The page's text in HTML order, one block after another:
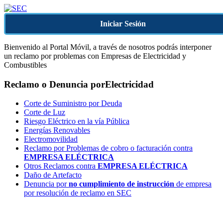
Iniciar Sesión
Bienvenido al Portal Móvil, a través de nosotros podrás interponer
un reclamo por problemas con Empresas de Electricidad y
Combustibles
Reclamo o Denuncia porElectricidad
Corte de Suministro por Deuda
Corte de Luz
Riesgo Eléctrico en la vía Pública
Energías Renovables
Electromovilidad
Reclamo por Problemas de cobro o facturación contra
EMPRESA ELÉCTRICA
Otros Reclamos contra EMPRESA ELÉCTRICA
Daño de Artefacto
Denuncia porno cumplimiento de instrucción de empresa
por resolución de reclamo en SEC